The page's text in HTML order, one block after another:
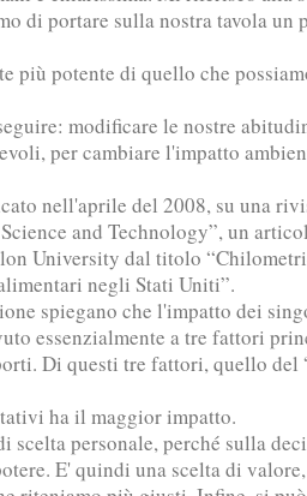
di portare sulla nostra tavola un
più potente di quello che
modificare le nostre
per cambiare l'impatto
nell'aprile del 2008, su una
and Technology”, un
University dal titolo
negli Stati Uniti”.
spiegano che l'impatto dei
essenzialmente a tre fattori
Di questi tre fattori, quello del
ha il maggior impatto.
personale, perché sulla
E' quindi una scelta di